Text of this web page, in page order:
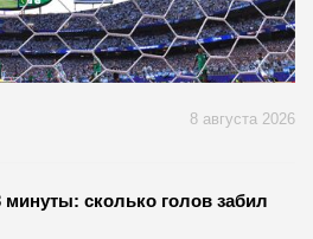
8 августа 2026
минуты: сколько голов забил